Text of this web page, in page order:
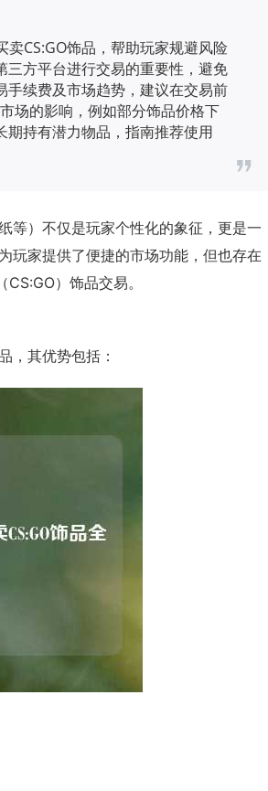
CS:GO饰品，帮助玩家规避风险
方平台进行交易的重要性，避免
续费及市场趋势，建议在交易前
场的影响，例如部分饰品价格下
持有潜力物品，指南推荐使用
等）不仅是玩家个性化的象征，更是一
玩家提供了便捷的市场功能，但也存在
）饰品交易。
，其优势包括：